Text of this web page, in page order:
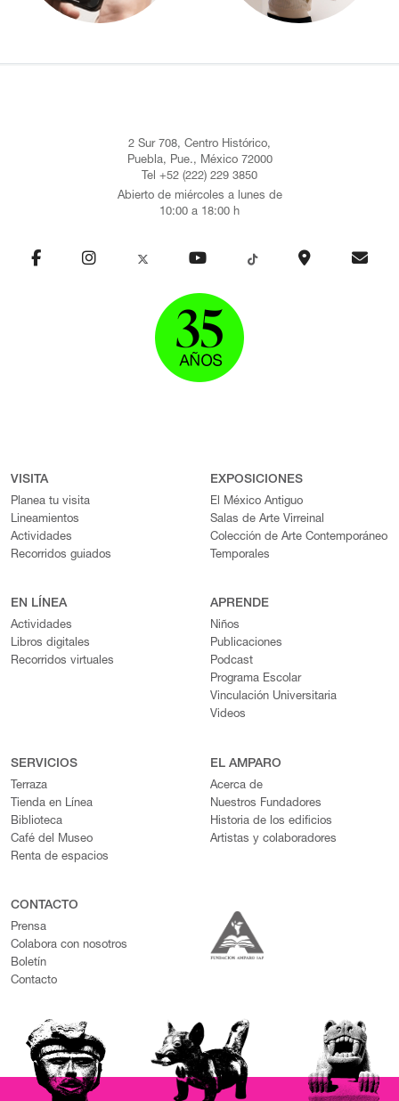
2 Sur 708, Centro Histórico,
Puebla, Pue., México 72000
Tel +52 (222) 229 3850
Abierto de miércoles a lunes de
10:00 a 18:00 h
VISITA
Planea tu visita
Lineamientos
Actividades
Recorridos guiados
EXPOSICIONES
El México Antiguo
Salas de Arte Virreinal
Colección de Arte Contemporáneo
Temporales
EN LÍNEA
Actividades
Libros digitales
Recorridos virtuales
APRENDE
Niños
Publicaciones
Podcast
Programa Escolar
Vinculación Universitaria
Videos
SERVICIOS
Terraza
Tienda en Línea
Biblioteca
Café del Museo
Renta de espacios
EL AMPARO
Acerca de
Nuestros Fundadores
Historia de los edificios
Artistas y colaboradores
CONTACTO
Prensa
Colabora con nosotros
Boletín
Contacto